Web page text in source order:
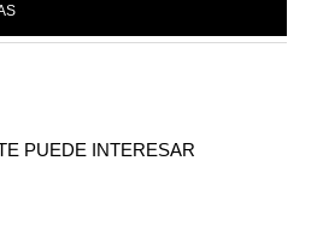
PUEDE INTERESAR